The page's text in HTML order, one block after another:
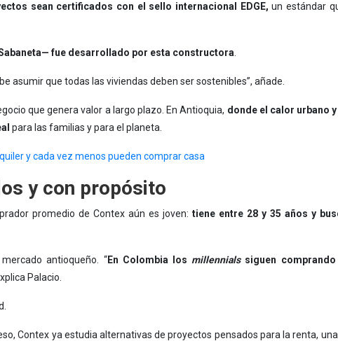
sean certificados con el sello internacional EDGE, un estándar
fue desarrollado por esta constructora
asumir que todas las viviendas deben ser sostenibles”, añade.
que genera valor a largo plazo. En Antioquia, donde el calor urbano
para las familias y para el planeta.
y cada vez menos pueden comprar casa
y con propósito
promedio de Contex aún es joven: tiene entre 28 y 35 años y
antioqueño. “En Colombia los millennials siguen
Palacio.
Contex ya estudia alternativas de proyectos pensados para la renta,